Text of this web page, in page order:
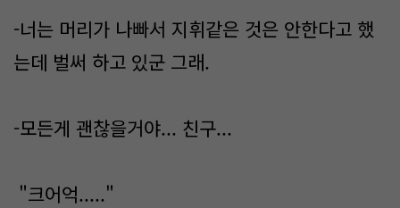
-너는 머리가 나빠서 지휘같은 것은 안한다고 했
는데 벌써 하고 있군 그래.
-모든게 괜찮을거야... 친구...
"크어억....."